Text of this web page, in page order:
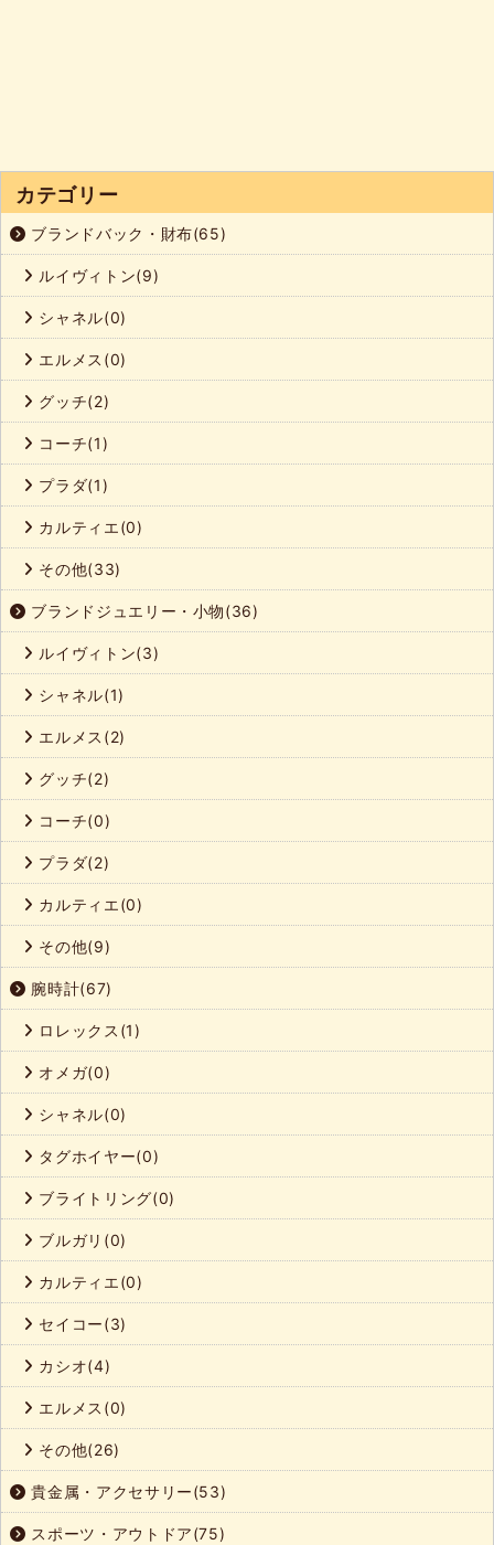
カテゴリー
ブランドバック・財布(65)
ルイヴィトン(9)
シャネル(0)
エルメス(0)
グッチ(2)
コーチ(1)
プラダ(1)
カルティエ(0)
その他(33)
ブランドジュエリー・小物(36)
ルイヴィトン(3)
シャネル(1)
エルメス(2)
グッチ(2)
コーチ(0)
プラダ(2)
カルティエ(0)
その他(9)
腕時計(67)
ロレックス(1)
オメガ(0)
シャネル(0)
タグホイヤー(0)
ブライトリング(0)
ブルガリ(0)
カルティエ(0)
セイコー(3)
カシオ(4)
エルメス(0)
その他(26)
貴金属・アクセサリー(53)
スポーツ・アウトドア(75)